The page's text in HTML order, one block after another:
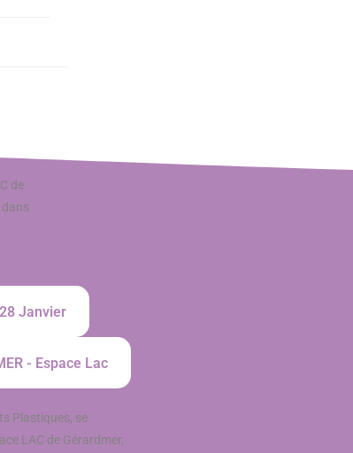
de
dans
Janvier
- Espace Lac
Plastiques, se
LAC de Gérardmer,